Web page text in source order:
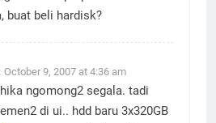
buat beli hardisk?
October 9, 2007 at 4:36 am
ngomong2 segala. tadi
di ui.. hdd baru 3x320GB